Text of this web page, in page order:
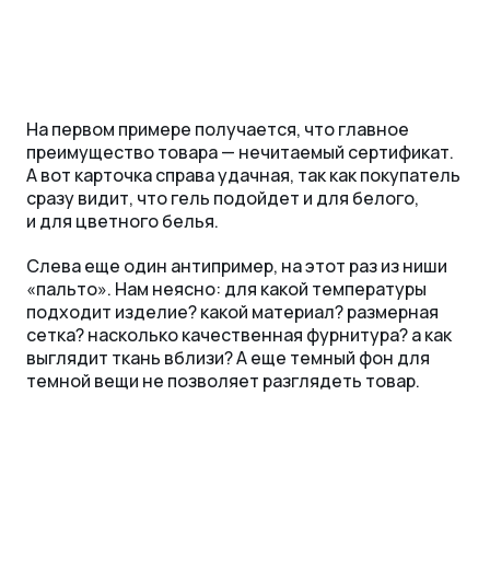
На первом примере получается, что главное
преимущество товара — нечитаемый сертификат.
А вот карточка справа удачная, так как покупатель
сразу видит, что гель подойдет и для белого,
и для цветного белья.
Слева еще один антипример, на этот раз из ниши
«пальто». Нам неясно: для какой температуры
подходит изделие? какой материал? размерная
сетка? насколько качественная фурнитура? а как
выглядит ткань вблизи? A еще темный фон для
темной вещи не позволяет разглядеть товар.